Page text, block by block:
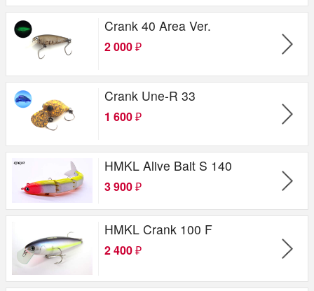
Цена
от
Crank 40 Area Ver.
2 000 ₽
Crank Une-R 33
1 600 ₽
HMKL Alive Bait S 140
3 900 ₽
HMKL Crank 100 F
2 400 ₽